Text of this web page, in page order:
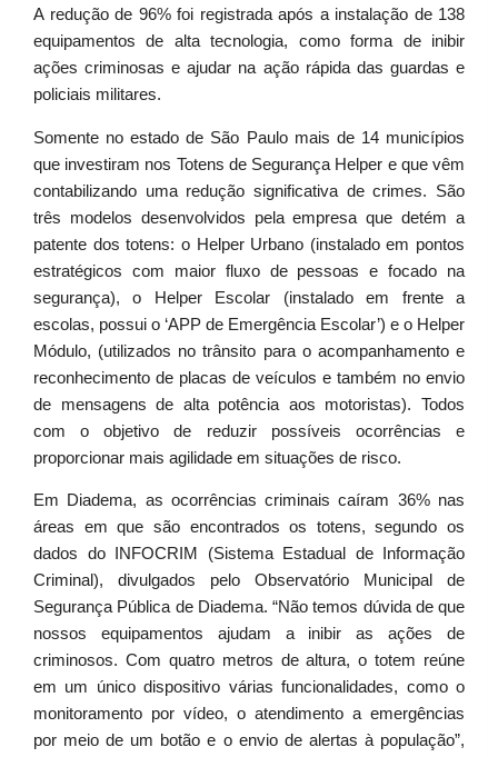
A redução de 96% foi registrada após a instalação de 138
equipamentos de alta tecnologia, como forma de inibir
ações criminosas e ajudar na ação rápida das guardas e
policiais militares.
Somente no estado de São Paulo mais de 14 municípios
que investiram nos Totens de Segurança Helper e que vêm
contabilizando uma redução significativa de crimes. São
três modelos desenvolvidos pela empresa que detém a
patente dos totens: o Helper Urbano (instalado em pontos
estratégicos com maior fluxo de pessoas e focado na
segurança), o Helper Escolar (instalado em frente a
escolas, possui o ‘APP de Emergência Escolar’) e o Helper
Módulo, (utilizados no trânsito para o acompanhamento e
reconhecimento de placas de veículos e também no envio
de mensagens de alta potência aos motoristas). Todos
com o objetivo de reduzir possíveis ocorrências e
proporcionar mais agilidade em situações de risco.
Em Diadema, as ocorrências criminais caíram 36% nas
áreas em que são encontrados os totens, segundo os
dados do INFOCRIM (Sistema Estadual de Informação
Criminal), divulgados pelo Observatório Municipal de
Segurança Pública de Diadema. “Não temos dúvida de que
nossos equipamentos ajudam a inibir as ações de
criminosos. Com quatro metros de altura, o totem reúne
em um único dispositivo várias funcionalidades, como o
monitoramento por vídeo, o atendimento a emergências
por meio de um botão e o envio de alertas à população”,